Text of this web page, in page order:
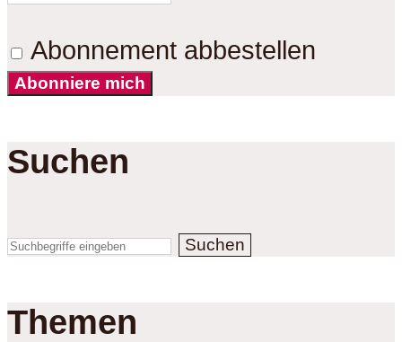
Abonnement abbestellen
Abonniere mich
Suchen
Suchen
Themen